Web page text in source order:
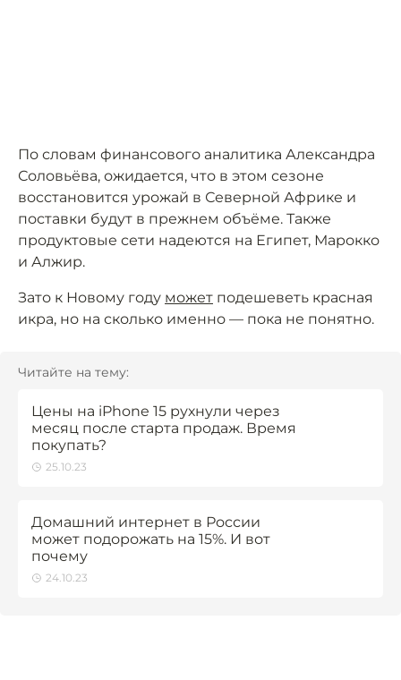
По словам финансового аналитика Александра
Соловьёва, ожидается, что в этом сезоне
восстановится урожай в Северной Африке и
поставки будут в прежнем объёме. Также
продуктовые сети надеются на Египет, Марокко
и Алжир.
Зато к Новому году может подешеветь красная
икра, но на сколько именно — пока не понятно.
Читайте на тему:
Цены на iPhone 15 рухнули через
месяц после старта продаж. Время
покупать?
25.10.23
Домашний интернет в России
может подорожать на 15%. И вот
почему
24.10.23